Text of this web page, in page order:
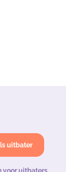
uitbater